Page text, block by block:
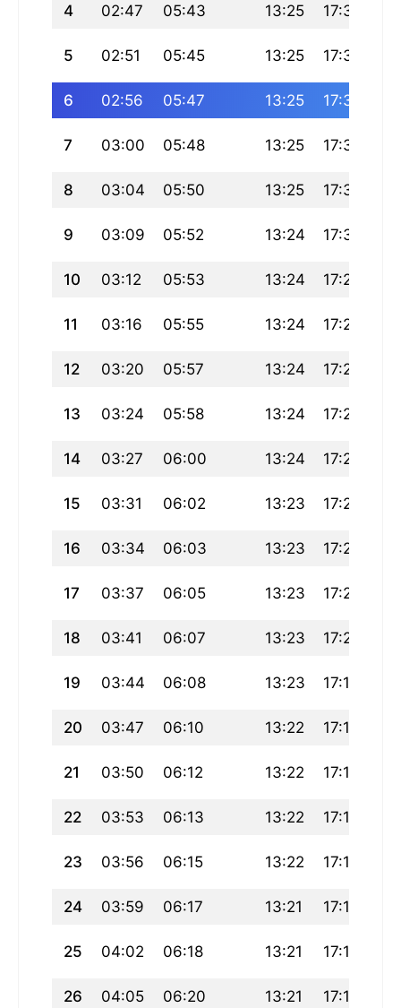
4 02:47 05:43 13:25 17:34
5 02:51 05:45 13:25 17:33
6 02:56 05:47 13:25 17:32
7 03:00 05:48 13:25 17:31
8 03:04 05:50 13:25 17:31
9 03:09 05:52 13:24 17:30
10 03:12 05:53 13:24 17:29
11 03:16 05:55 13:24 17:28
12 03:20 05:57 13:24 17:27
13 03:24 05:58 13:24 17:26
14 03:27 06:00 13:24 17:25
15 03:31 06:02 13:23 17:24
16 03:34 06:03 13:23 17:22
17 03:37 06:05 13:23 17:21
18 03:41 06:07 13:23 17:20
19 03:44 06:08 13:23 17:19
20 03:47 06:10 13:22 17:18
21 03:50 06:12 13:22 17:17
22 03:53 06:13 13:22 17:15
23 03:56 06:15 13:22 17:14
24 03:59 06:17 13:21 17:13
25 04:02 06:18 13:21 17:11
26 04:05 06:20 13:21 17:10